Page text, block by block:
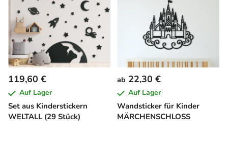
Set aus Kinderstickern
WELTALL (29 Stück)
119,60 €
Auf Lager
Wandsticker für Kinder
MÄRCHENSCHLOSS
ab 22,30 €
Auf Lager